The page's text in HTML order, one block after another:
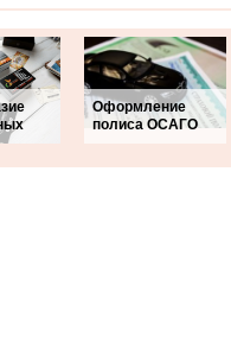
Оформление
полиса ОСАГО